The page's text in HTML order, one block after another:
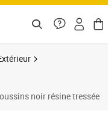
noir résine tressée